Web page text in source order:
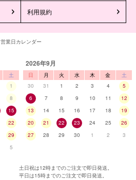
利用規約
営業日カレンダー
土
1
8
15
22
29
5
2026年9月
日 月 火 水 木 金
土
30
31 1 2 3 4
5
6
7 8 9 10 11
12
13
14 15 16 17 18
19
20
21 22 23 24 25
26
27
28 29 30 1 2 3
土日祝は12時までのご注文で即日発送。
平日は15時までのご注文で即日発送。